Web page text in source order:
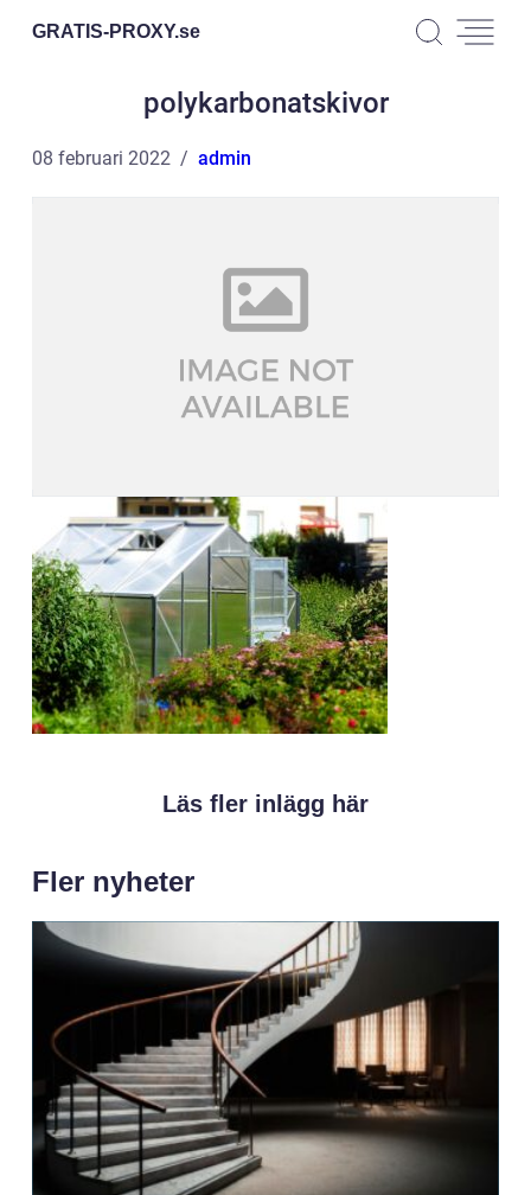
GRATIS-PROXY.se
polykarbonatskivor
08 februari 2022 admin
Läs fler inlägg här
Fler nyheter